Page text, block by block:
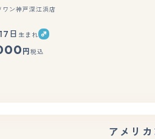
もっと見る
ワン神戸深江浜店
日 生まれ
円 税込
アメリ